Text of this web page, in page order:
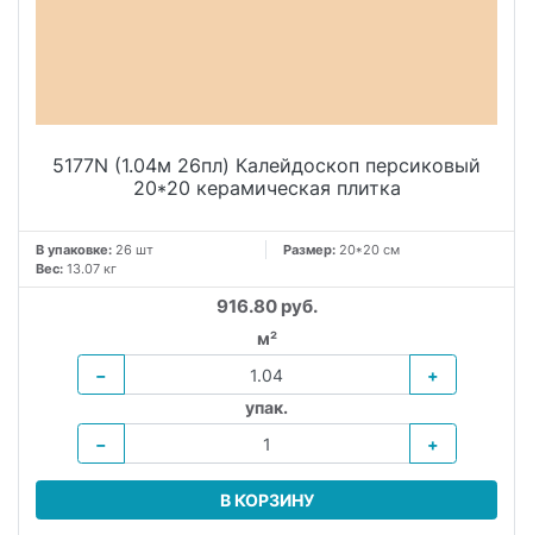
5177N (1.04м 26пл) Калейдоскоп персиковый
20*20 керамическая плитка
В упаковке: 26 шт Размер: 20*20 см
Вес: 13.07 кг
916.80 руб.
м²
−
+
упак.
−
+
В КОРЗИНУ